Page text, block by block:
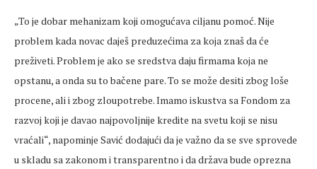
„To je dobar mehanizam koji omogućava ciljanu pomoć. Nije
problem kada novac daješ preduzećima za koja znaš da će
preživeti. Problem je ako se sredstva daju firmama koja ne
opstanu, a onda su to bačene pare. To se može desiti zbog loše
procene, ali i zbog zloupotrebe. Imamo iskustva sa Fondom za
razvoj koji je davao najpovoljnije kredite na svetu koji se nisu
vraćali“, napominje Savić dodajući da je važno da se sve sprovede
u skladu sa zakonom i transparentno i da država bude oprezna